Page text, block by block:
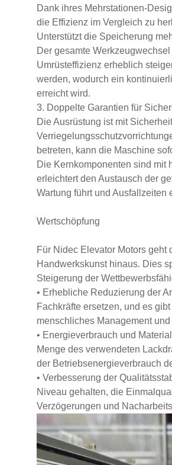
Dank ihres Mehrstationen-
die Effizienz im Vergleich zu
Unterstützt die Speicherung
Der gesamte
Umrüsteffizienz erheblich
werden, wodurch ein
erreicht wird.
3. Doppelte Garantien für
Die Ausrüstung ist mit
betreten, kann die Maschine
Die Kernkomponenten sind mit
erleichtert den Austausch der
Wartung führt und Ausfallzeiten
Wertschöpfung
Für Nidec Elevator Motors
Handwerkskunst hinaus. Dies
Steigerung der
• Erhebliche Reduzierung der
Fachkräfte ersetzen, und es
menschliches Management
• Energieverbrauch und
Menge des verwendeten
der Betriebsenergieverbrauch
• Verbesserung der
Niveau gehalten, die
Verzögerungen und